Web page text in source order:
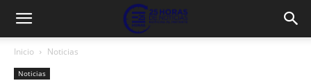
Inicio Noticias
Noticias